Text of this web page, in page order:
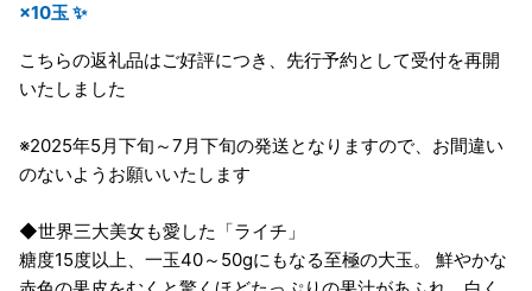
×10玉 ✨
こちらの返礼品はご好評につき、先行予約として受付を再開
いたしました
※2025年5月下旬～7月下旬の発送となりますので、お間違い
のないようお願いいたします
◆世界三大美女も愛した「ライチ」
糖度15度以上、一玉40～50gにもなる至極の大玉。 鮮やかな